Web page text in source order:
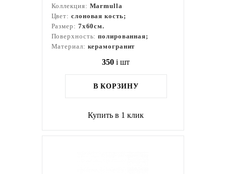
Коллекция: Marmulla
Цвет: слоновая кость;
Размер: 7x60см.
Поверхность:полированная;
Материал: керамогранит
350 i шт
В КОРЗИНУ
Купить в 1 клик